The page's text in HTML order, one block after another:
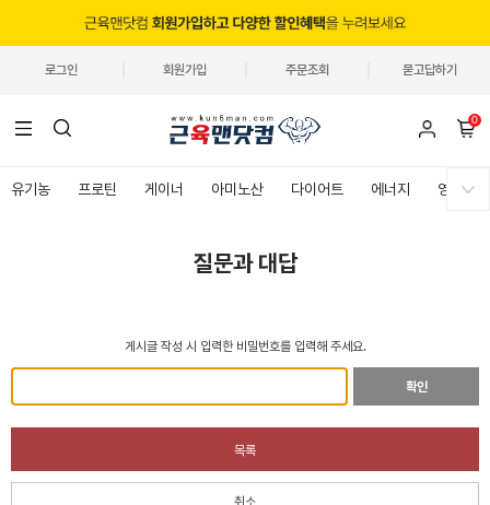
로그인 회원가입 주문조회 묻고답하기
0
유기농 프로틴 게이너 아미노산 다이어트 에너지 영양제
질문과 대답
게시글 작성 시 입력한 비밀번호를 입력해 주세요.
확인
목록
취소